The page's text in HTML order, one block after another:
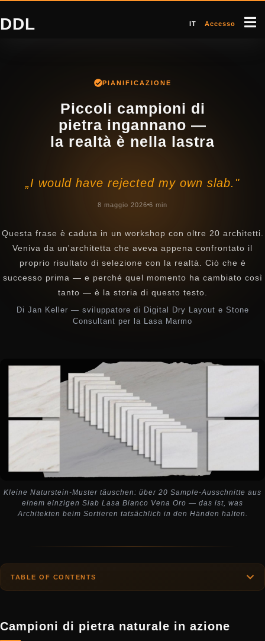
DDL IT Accesso
PIANIFICAZIONE
Piccoli campioni di
pietra ingannano —
la realtà è nella lastra
„I would have rejected my own slab."
8 maggio 2026 6 min
Questa frase è caduta in un workshop con oltre 20 architetti.
Veniva da un'architetta che aveva appena confrontato il
proprio risultato di selezione con la realtà. Ciò che è
successo prima — e perché quel momento ha cambiato così
tanto — è la storia di questo testo.
Di Jan Keller — sviluppatore di Digital Dry Layout e Stone
Consultant per la Lasa Marmo
Kleine Naturstein-Muster täuschen: über 20 Sample-Ausschnitte aus
einem einzigen Slab Lasa Bianco Vena Oro — das ist, was
Architekten beim Sortieren tatsächlich in den Händen halten.
TABLE OF CONTENTS
Campioni di pietra naturale in azione